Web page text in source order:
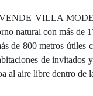
VILLA
natural con más de
de 800 metros útiles
de invitados
al aire libre dentro de